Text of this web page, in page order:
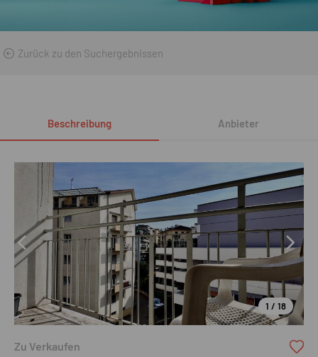
Zurück zu den Suchergebnissen
Beschreibung Anbieter
1 / 18
Zu Verkaufen